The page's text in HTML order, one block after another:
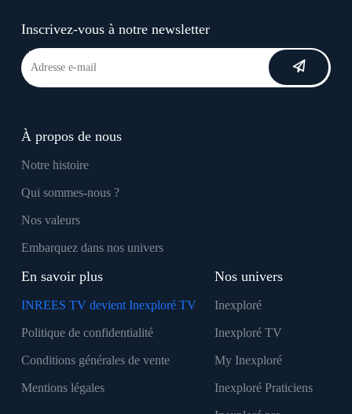
Inscrivez-vous à notre newsletter
À propos de nous
Notre histoire
Qui sommes-nous ?
Nos valeurs
Embarquez dans nos univers
En savoir plus
INREES TV devient Inexploré TV
Politique de confidentialité
Conditions générales de vente
Mentions légales
Nos univers
Inexploré
Inexploré TV
My Inexploré
Inexploré Praticiens